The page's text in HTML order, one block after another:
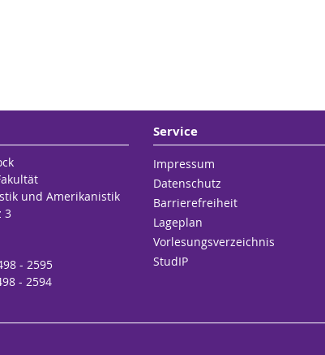
und Amerikanistik
3
- 2595
- 2594
Service
Impressum
Datenschutz
Barrierefreiheit
Lageplan
Vorlesungsverzeichnis
StudIP